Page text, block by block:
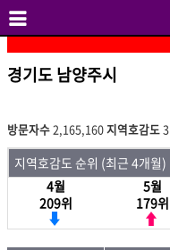
경기도 남양주시
방문자수2,165,160지역호감도 3
지역호감도 순위 (최근 4개월)
4월
209위
5월
179위